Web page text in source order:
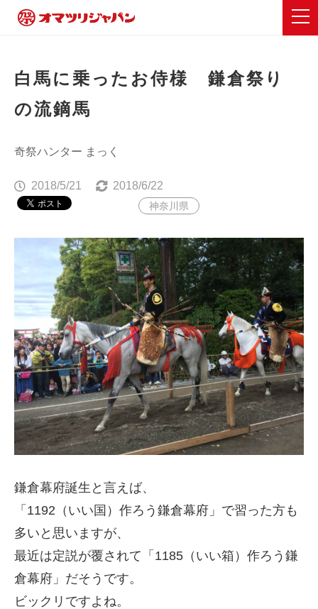
白馬に乗ったお侍様 鎌倉祭り
の流鏑馬
奇祭ハンター まっく
2018/5/21 2018/6/22
神奈川県
鎌倉幕府誕生と言えば、
「1192（いい国）作ろう鎌倉幕府」で習った方も
多いと思いますが、
最近は定説が覆されて「1185（いい箱）作ろう鎌
倉幕府」だそうです。
ビックリですよね。